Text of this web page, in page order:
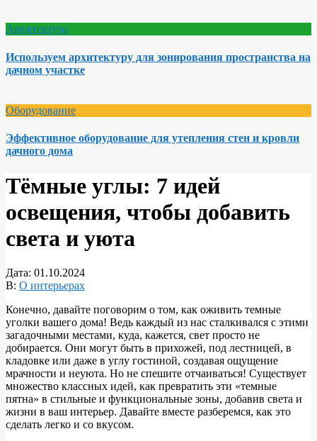
Архитектура
Используем архитектуру для зонирования пространства на
дачном участке
Оборудование
Эффективное оборудование для утепления стен и кровли
дачного дома
Тёмные углы: 7 идей
освещения, чтобы добавить
света и уюта
Дата: 01.10.2024
В: О интерьерах
Конечно, давайте поговорим о том, как оживить темные
уголки вашего дома! Ведь каждый из нас сталкивался с этими
загадочными местами, куда, кажется, свет просто не
добирается. Они могут быть в прихожей, под лестницей, в
кладовке или даже в углу гостиной, создавая ощущение
мрачности и неуюта. Но не спешите отчаиваться! Существует
множество классных идей, как превратить эти «темные
пятна» в стильные и функциональные зоны, добавив света и
жизни в ваш интерьер. Давайте вместе разберемся, как это
сделать легко и со вкусом.